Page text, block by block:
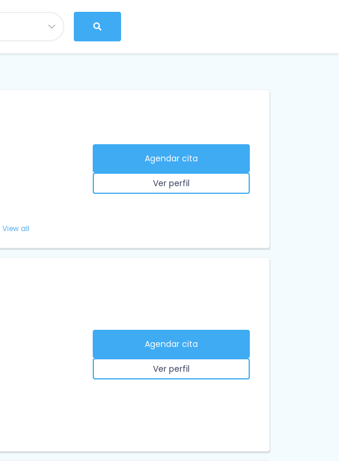
View all
Agendar cita
Ver perfil
Agendar cita
Ver perfil